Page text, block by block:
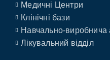
Медичні Центри
Клінічні бази
Навчально-виробнича
Лікувальний відділ